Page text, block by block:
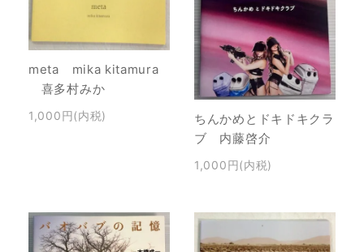
meta mika kitamura
喜多村みか
1,000円(内税)
ちんかめとドキドキクラ
ブ 内藤啓介
1,000円(内税)